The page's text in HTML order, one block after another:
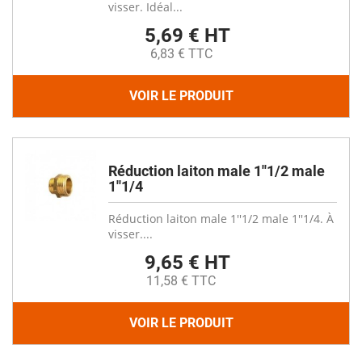
visser. Idéal...
5,69 € HT
6,83 € TTC
VOIR LE PRODUIT
Réduction laiton male 1''1/2 male
1''1/4
Réduction laiton male 1''1/2 male 1''1/4. À
visser....
9,65 € HT
11,58 € TTC
VOIR LE PRODUIT